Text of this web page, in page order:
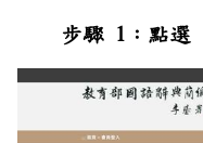
步驟 1：點選